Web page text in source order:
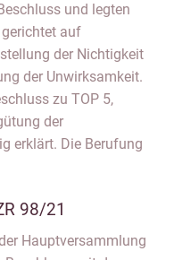
und legten
gerichtet auf
der Nichtigkeit
der Unwirksamkeit.
zu TOP 5,
der
erklärt. Die Berufung
98/21
Hauptversammlung